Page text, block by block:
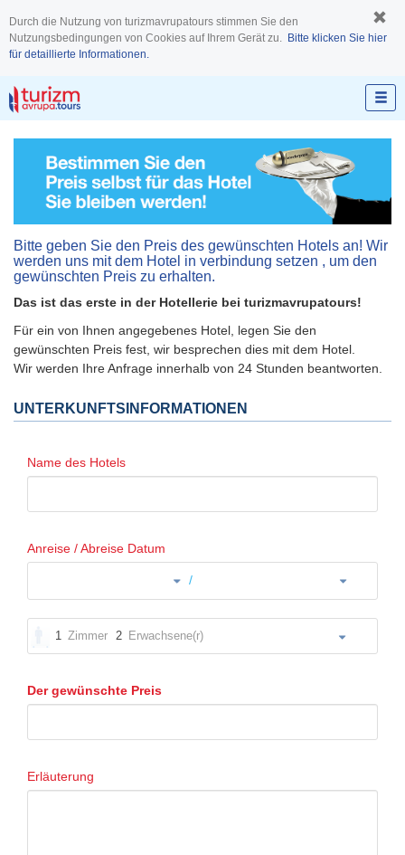
Durch die Nutzung von turizmavrupatours stimmen Sie den
Nutzungsbedingungen von Cookies auf Ihrem Gerät zu. Bitte klicken Sie hier
für detaillierte Informationen.
Bitte geben Sie den Preis des gewünschten Hotels an! Wir
werden uns mit dem Hotel in verbindung setzen , um den
gewünschten Preis zu erhalten.
Das ist das erste in der Hotellerie bei turizmavrupatours!
Für ein von Ihnen angegebenes Hotel, legen Sie den
gewünschten Preis fest, wir besprechen dies mit dem Hotel.
Wir werden Ihre Anfrage innerhalb von 24 Stunden beantworten.
UNTERKUNFTSINFORMATIONEN
Name des Hotels
Anreise / Abreise Datum
/
1 Zimmer 2 Erwachsene(r)
Der gewünschte Preis
Erläuterung